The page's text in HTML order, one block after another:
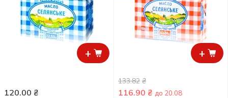
+
120.00 ₴
+
133.82 ₴
116.90 ₴ до 20.08